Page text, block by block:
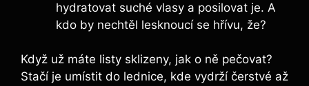
hydratovat suché vlasy a posilovat je. A
kdo by nechtěl lesknoucí se hřívu, že?
Když už máte listy sklizeny, jak o ně pečovat?
Stačí je umístit do lednice, kde vydrží čerstvé až